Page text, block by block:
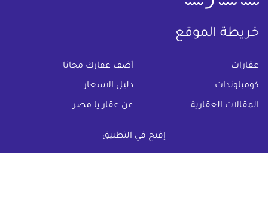
إفتح في التطبيق
خريطة الموقع
عقارات أضف عقارك مجانا
كومباوندات دليل الاسعار
المقالات العقارية عن عقار يا مصر